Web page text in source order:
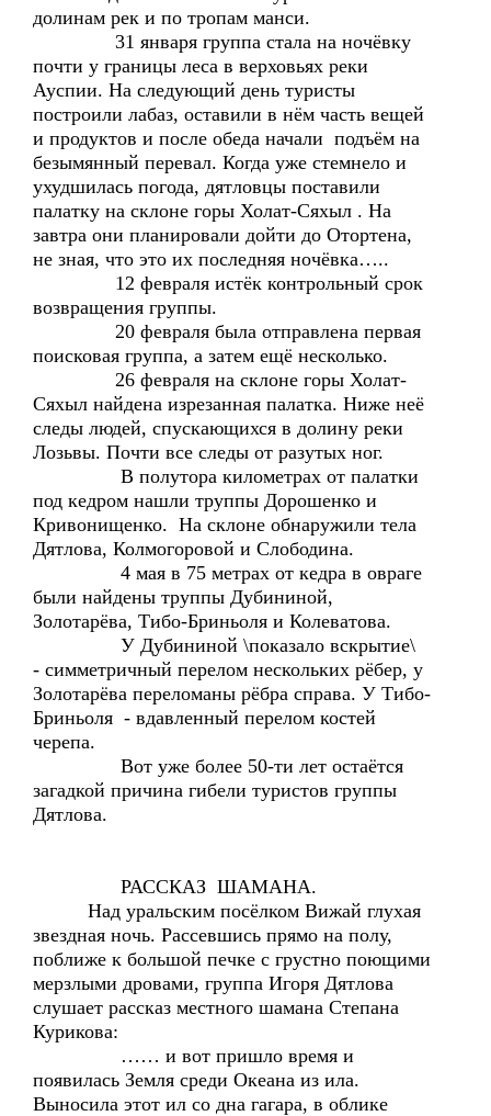
долинам рек и по тропам манси.
31 января группа стала на ночёвку
почти у границы леса в верховьях реки
Ауспии. На следующий день туристы
построили лабаз, оставили в нём часть вещей
и продуктов и после обеда начали подъём на
безымянный перевал. Когда уже стемнело и
ухудшилась погода, дятловцы поставили
палатку на склоне горы Холат-Сяхыл . На
завтра они планировали дойти до Отортена,
не зная, что это их последняя ночёвка…..
12 февраля истёк контрольный срок
возвращения группы.
20 февраля была отправлена первая
поисковая группа, а затем ещё несколько.
26 февраля на склоне горы Холат-
Сяхыл найдена изрезанная палатка. Ниже неё
следы людей, спускающихся в долину реки
Лозьвы. Почти все следы от разутых ног.
В полутора километрах от палатки
под кедром нашли труппы Дорошенко и
Кривонищенко. На склоне обнаружили тела
Дятлова, Колмогоровой и Слободина.
4 мая в 75 метрах от кедра в овраге
были найдены труппы Дубининой,
Золотарёва, Тибо-Бриньоля и Колеватова.
У Дубининой \показало вскрытие\
- симметричный перелом нескольких рёбер, у
Золотарёва переломаны рёбра справа. У Тибо-
Бриньоля - вдавленный перелом костей
черепа.
Вот уже более 50-ти лет остаётся
загадкой причина гибели туристов группы
Дятлова.
РАССКАЗ ШАМАНА.
Над уральским посёлком Вижай глухая
звездная ночь. Рассевшись прямо на полу,
поближе к большой печке с грустно поющими
мерзлыми дровами, группа Игоря Дятлова
слушает рассказ местного шамана Степана
Курикова:
…… и вот пришло время и
появилась Земля среди Океана из ила.
Выносила этот ил со дна гагара, в облике